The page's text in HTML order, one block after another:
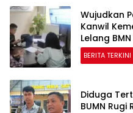
Wujudkan
Kanwil
Lelang
BERITA TERKINI
Diduga
BUMN Rugi